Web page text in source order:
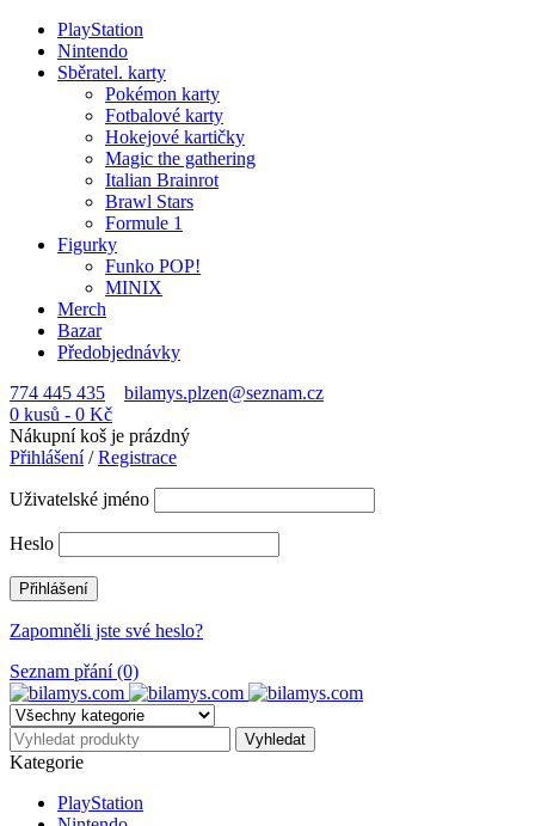
PlayStation
Nintendo
Sběratel. karty
Pokémon karty
Fotbalové karty
Hokejové kartičky
Magic the gathering
Italian Brainrot
Brawl Stars
Formule 1
Figurky
Funko POP!
MINIX
Merch
Bazar
Předobjednávky
774 445 435
bilamys.plzen@seznam.cz
0 kusů - 0 Kč
Nákupní koš je prázdný
Přihlášení/Registrace
Uživatelské jméno
Heslo
Zapomněli jste své heslo?
Seznam přání (0)
Kategorie
PlayStation